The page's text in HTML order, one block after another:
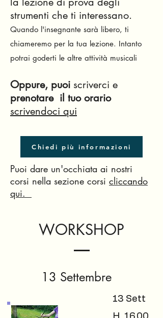
strumenti che ti interessano.
Quando l'insegnante sarà libero, ti
chiameremo per la tua lezione. Intanto
potrai goderti le altre attività musicali
Oppure, puoi scriverci e
prenotare il tuo orario
scrivendoci qui
Chiedi più informazioni
Puoi dare un'occhiata ai nostri
corsi nella sezione corsi cliccando
qui.
WORKSHOP
13 Settembre
13 Sett